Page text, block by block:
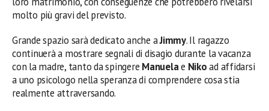
molto più gravi del previsto.
Grande spazio sarà dedicato anche aJimmy. Il ragazzo
continuerà a mostrare segnali di disagio durante la vacanza
con la madre, tanto da spingere Manuelae Nikoad affidarsi
a uno psicologo nella speranza di comprendere cosa stia
realmente attraversando.